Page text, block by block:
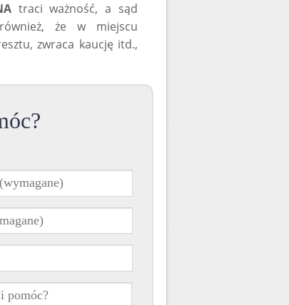
traci ważność, a sąd
że w miejscu
zwraca kaucję itd.,